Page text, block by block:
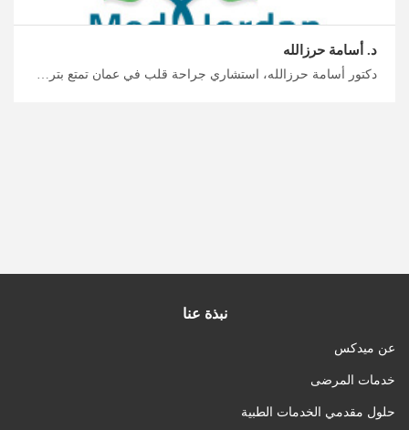
د. أسامة حرزالله
دكتور أسامة حرزالله، استشاري جراحة قلب في عمان تمتع بترتيبات السفر السلسة للمواعيد الطبية في الأردن معنا، العلاج والرعاية الشخصية لأمراض القلب والأوعية الدموية، التخطيط لرحلة علاجية واستشفائية مع ميدكس
نبذة عنا
عن ميدكس
خدمات المرضى
حلول مقدمي الخدمات الطبية